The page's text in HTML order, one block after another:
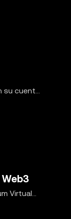
cuenta
Virtual